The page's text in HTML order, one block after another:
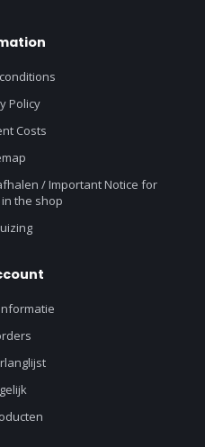
Policy
Costs
/ Important Notice for
the shop